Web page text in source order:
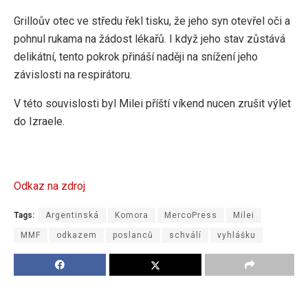
Grilloův otec ve středu řekl tisku, že jeho syn otevřel oči a
pohnul rukama na žádost lékařů. I když jeho stav zůstává
delikátní, tento pokrok přináší naději na snížení jeho
závislosti na respirátoru.
V této souvislosti byl Milei příští víkend nucen zrušit výlet
do Izraele.
Odkaz na zdroj
Tags: Argentinská Komora MercoPress Milei
MMF odkazem poslanců schválí vyhlášku